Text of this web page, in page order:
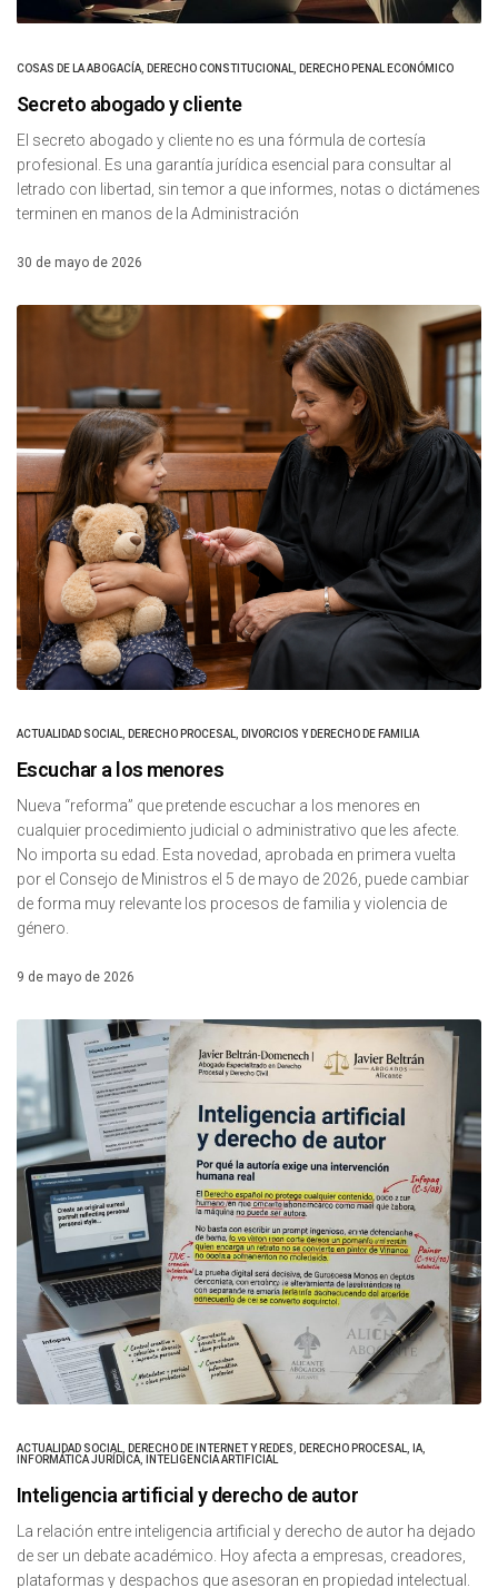
COSAS DE LA ABOGACÍA DERECHO CONSTITUCIONAL DERECHO PENAL ECONÓMICO
Secreto abogado y cliente
El secreto abogado y cliente no es una fórmula de cortesía
profesional. Es una garantía jurídica esencial para consultar al
letrado con libertad, sin temor a que informes, notas o dictámenes
terminen en manos de la Administración
30 de mayo de 2026
ACTUALIDAD SOCIAL DERECHO PROCESAL DIVORCIOS Y DERECHO DE FAMILIA
Escuchar a los menores
Nueva “reforma” que pretende escuchar a los menores en
cualquier procedimiento judicial o administrativo que les afecte.
No importa su edad. Esta novedad, aprobada en primera vuelta
por el Consejo de Ministros el 5 de mayo de 2026, puede cambiar
de forma muy relevante los procesos de familia y violencia de
género.
9 de mayo de 2026
ACTUALIDAD SOCIAL, DERECHO DE INTERNET Y REDES, DERECHO PROCESAL, IA,
INFORMÁTICA JURÍDICA, INTELIGENCIA ARTIFICIAL
Inteligencia artificial y derecho de autor
La relación entre inteligencia artificial y derecho de autor ha dejado
de ser un debate académico. Hoy afecta a empresas, creadores,
plataformas y despachos que asesoran en propiedad intelectual.